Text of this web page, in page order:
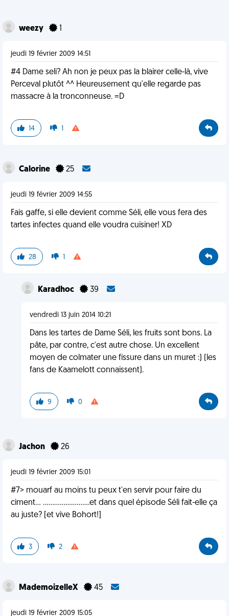
weezy
jeudi 19 février 2009 14:51
#4 Dame seli? Ah non je peux pas la blairer celle-là, vive
Perceval plutôt ^^ Heureusement qu'elle regarde pas
massacre à la tronconneuse. =D
14 1
Calorine 25
jeudi 19 février 2009 14:55
Fais gaffe, si elle devient comme Séli, elle vous fera des
tartes infectes quand elle voudra cuisiner! XD
28 1
Karadhoc 39
vendredi 13 juin 2014 10:21
Dans les tartes de Dame Séli, les fruits sont bons. La
pâte, par contre, c'est autre chose. Un excellent
moyen de colmater une fissure dans un muret :) (les
fans de Kaamelott connaissent).
9 0
Jachon 26
jeudi 19 février 2009 15:01
#7> mouarf au moins tu peux t'en servir pour faire du
ciment... .........................et dans quel épisode Séli fait-elle ça
au juste? [et vive Bohort!]
3 2
MademoizelleX 45
jeudi 19 février 2009 15:05